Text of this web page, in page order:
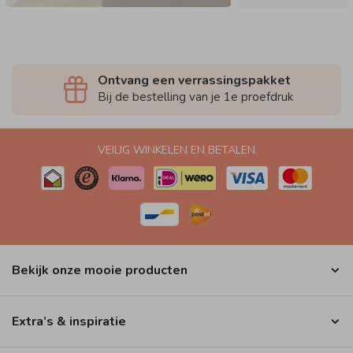
Ontvang een verrassingspakket
Bij de bestelling van je 1e proefdruk
VEILIG WINKELEN EN BETALEN
Bekijk onze mooie producten
Extra’s & inspiratie